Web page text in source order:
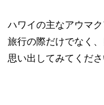
ハワイの主なアウマ
旅行の際だけでなく
思い出してみてくださ